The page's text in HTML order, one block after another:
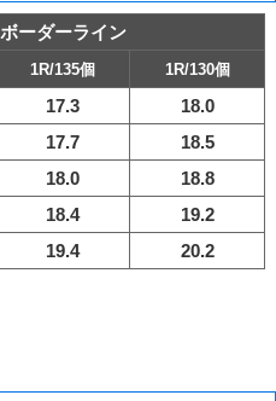
ボーダーライン
1R/135個 1R/130個
17.3
18.0
17.7
18.5
18.0
18.8
18.4
19.2
19.4 20.2